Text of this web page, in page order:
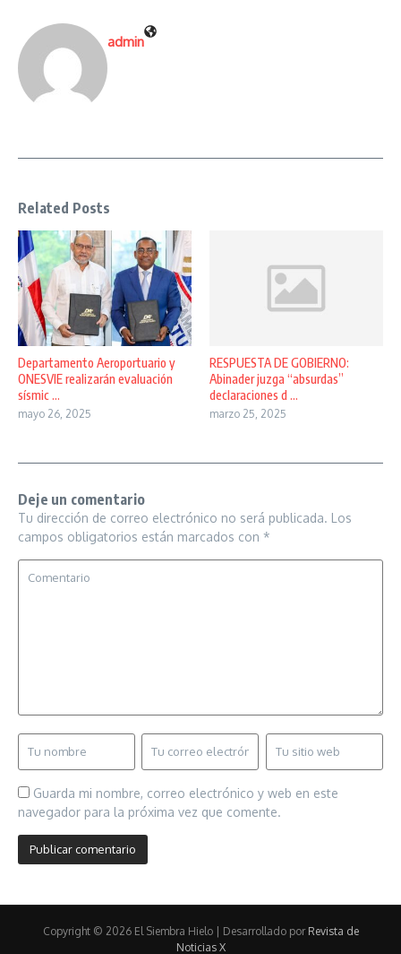
admin
Related Posts
Departamento Aeroportuario y
ONESVIE realizarán evaluación
sísmic ...
mayo 26, 2025
RESPUESTA DE GOBIERNO:
Abinader juzga “absurdas”
declaraciones d ...
marzo 25, 2025
Deje un comentario
Tu dirección de correo electrónico no será publicada. Los
campos obligatorios están marcados con *
Guarda mi nombre, correo electrónico y web en este
navegador para la próxima vez que comente.
Copyright © 2026 El Siembra Hielo | Desarrollado por Revista de
Noticias X